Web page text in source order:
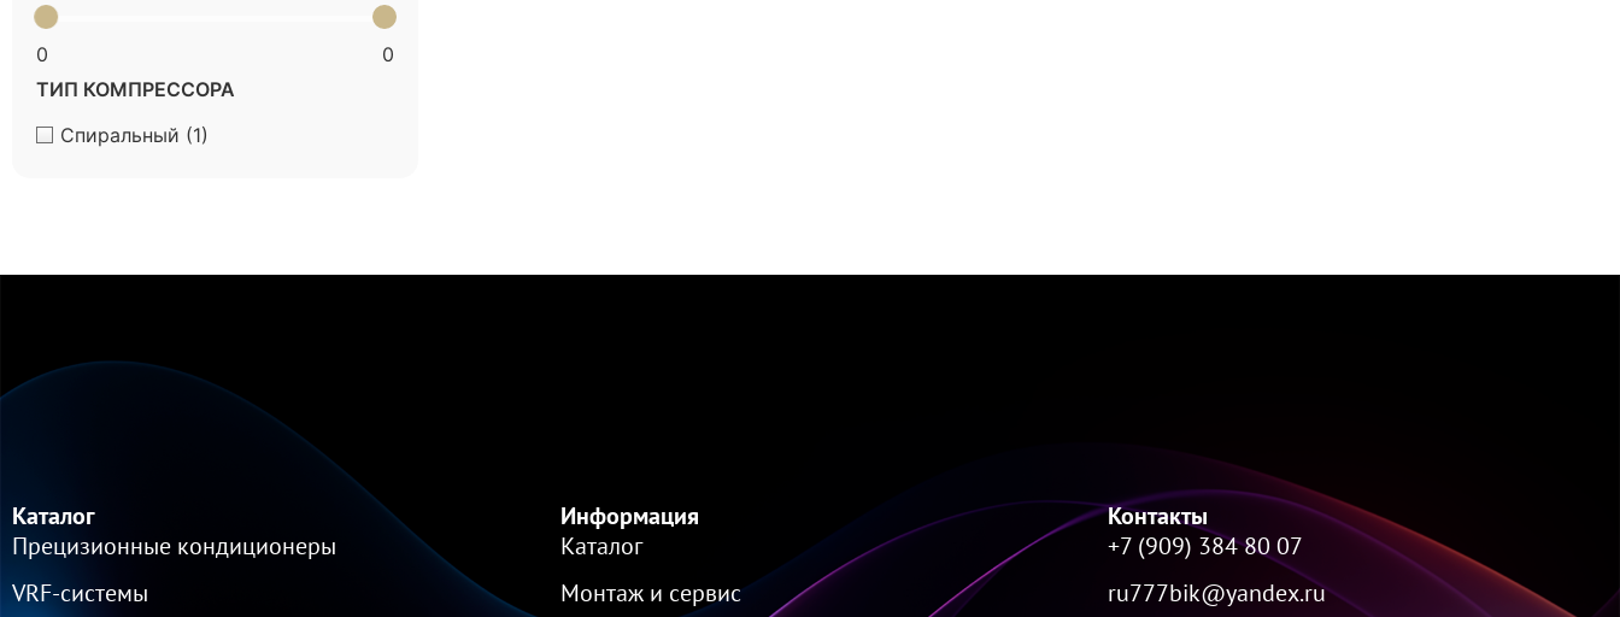
0
0
ТИП КОМПРЕССОРА
Спиральный (1)
Каталог
Прецизионные кондиционеры
VRF-cистемы
Информация
Каталог
Монтаж и сервис
Контакты
+7 (909) 384 80 07
ru777bik@yandex.ru